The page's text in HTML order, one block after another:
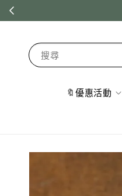
搜尋
🔖優惠活動